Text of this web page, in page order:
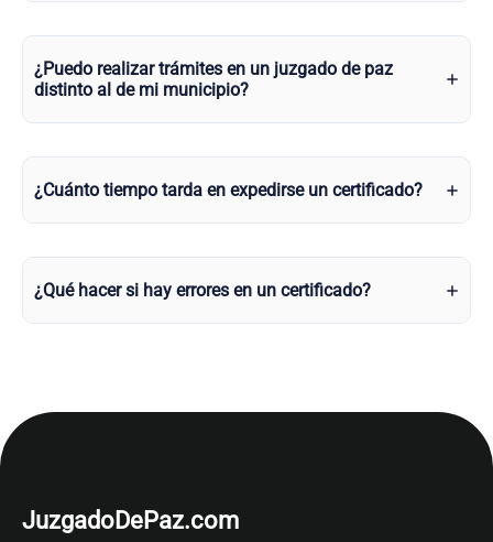
¿Puedo realizar trámites en un juzgado de paz
distinto al de mi municipio?
¿Cuánto tiempo tarda en expedirse un certificado?
¿Qué hacer si hay errores en un certificado?
JuzgadoDePaz.com